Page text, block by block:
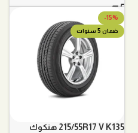
-15%
ضمان 5 سنوات
215/55R17 V K135 هنكوك